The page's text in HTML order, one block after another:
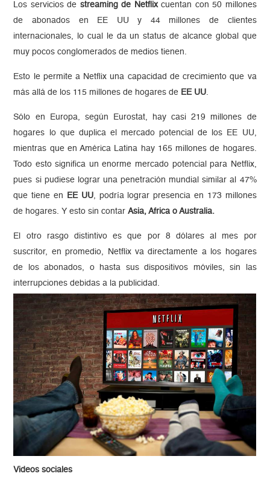
Los servicios de streaming de Netflixcuentan con 50 millones
de abonados en EE UU y 44 millones de clientes
internacionales, lo cual le da un status de alcance global que
muy pocos conglomerados de medios tienen.
Esto le permite a Netflix una capacidad de crecimiento que va
más allá de los 115 millones de hogares de EE UU.
Sólo en Europa, según Eurostat, hay casi 219 millones de
hogares lo que duplica el mercado potencial de los EE UU,
mientras que en América Latina hay 165 millones de hogares.
Todo esto significa un enorme mercado potencial para Netflix,
pues si pudiese lograr una penetración mundial similar al 47%
que tiene en
EE UU, podría lograr presencia en 173 millones
de hogares. Y esto sin contarAsia, Africa o Australia.
El otro rasgo distintivo es que por 8 dólares al mes por
suscritor, en promedio, Netflix va directamente a los hogares
de los abonados, o hasta sus dispositivos móviles, sin las
interrupciones debidas a la publicidad.
Videos sociales